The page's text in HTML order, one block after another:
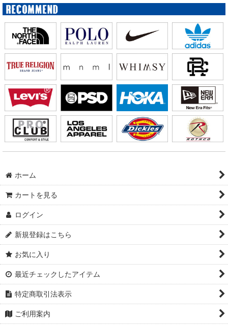
ホーム
カートを見る
ログイン
新規登録はこちら
お気に入り
最近チェックしたアイテム
特定商取引法表示
ご利用案内